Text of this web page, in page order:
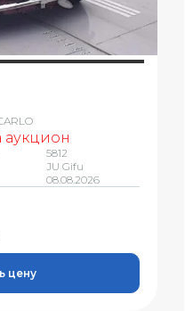
аукцион
5812
JU Gifu
08.08.2026
цену